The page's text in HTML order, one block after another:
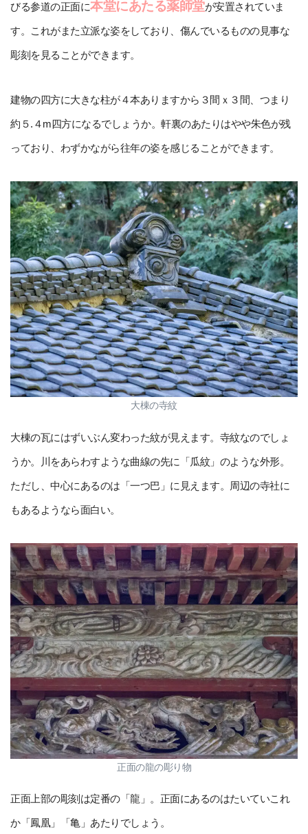
びる参道の正面に本堂にあたる薬師堂が安置されていま
す。これがまた立派な姿をしており、傷んでいるものの見事な
彫刻を見ることができます。
建物の四方に大きな柱が４本ありますから３間ｘ３間、つまり
約５.４m四方になるでしょうか。軒裏のあたりはやや朱色が残
っており、わずかながら往年の姿を感じることができます。
大棟の寺紋
大棟の瓦にはずいぶん変わった紋が見えます。寺紋なのでしょ
うか。川をあらわすような曲線の先に「瓜紋」のような外形。
ただし、中心にあるのは「一つ巴」に見えます。周辺の寺社に
もあるようなら面白い。
正面の龍の彫り物
正面上部の彫刻は定番の「龍」。正面にあるのはたいていこれ
か「鳳凰」「亀」あたりでしょう。